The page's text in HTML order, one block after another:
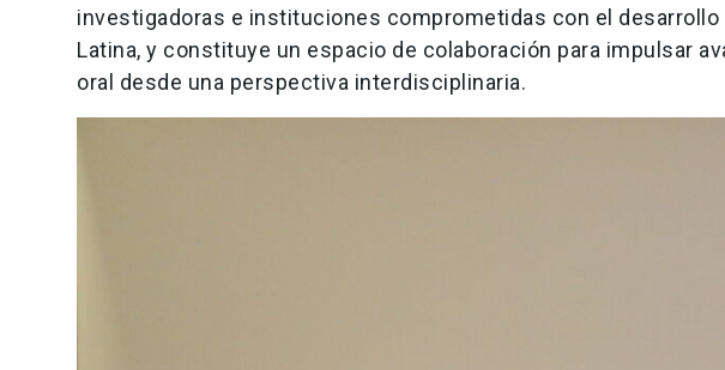
investigadoras e instituciones comprometidas con el
Latina, y constituye un espacio de colaboración para impulsar
oral desde una perspectiva interdisciplinaria.